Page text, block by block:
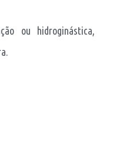
ou hidroginástica,